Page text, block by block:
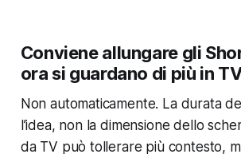
Conviene allungare gli
ora si guardano di più in
Non automaticamente. La durata
l’idea, non la dimensione dello
da TV può tollerare più contesto,